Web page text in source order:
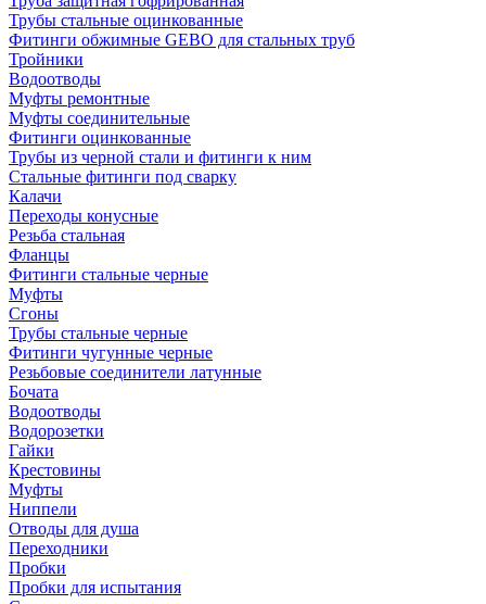
Трубы стальные оцинкованные
Фитинги обжимные GEBO для стальных труб
Тройники
Водоотводы
Муфты ремонтные
Муфты соединительные
Фитинги оцинкованные
Трубы из черной стали и фитинги к ним
Стальные фитинги под сварку
Калачи
Переходы конусные
Резьба стальная
Фланцы
Фитинги стальные черные
Муфты
Сгоны
Трубы стальные черные
Фитинги чугунные черные
Резьбовые соединители латунные
Бочата
Водоотводы
Водорозетки
Гайки
Крестовины
Муфты
Ниппели
Отводы для душа
Переходники
Пробки
Пробки для испытания